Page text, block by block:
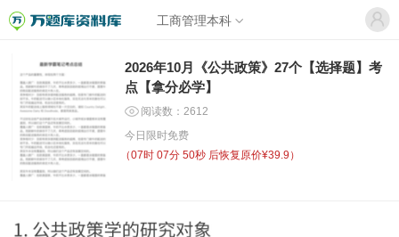
工商管理本科
2026年10月《公共政策》27个【选择题】考
点【拿分必学】
阅读数：2612
今日限时免费
（07时 07分 50秒 后恢复原价¥39.9）